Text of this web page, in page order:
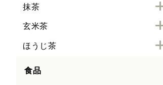
抹茶
玄米茶
ほうじ茶
食品